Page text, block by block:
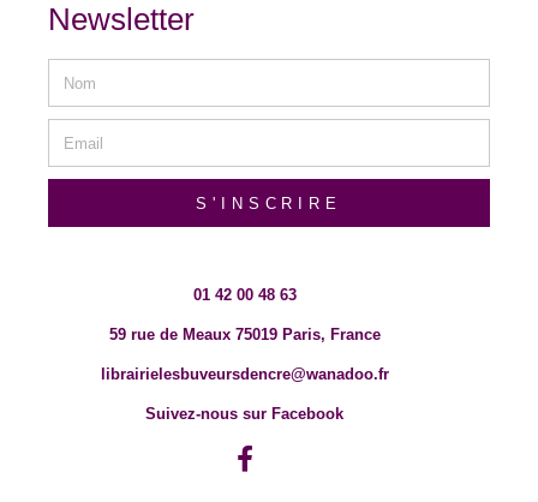
Newsletter
S'INSCRIRE
01 42 00 48 63
59 rue de Meaux 75019 Paris, France
librairielesbuveursdencre@wanadoo.fr
Suivez-nous sur Facebook